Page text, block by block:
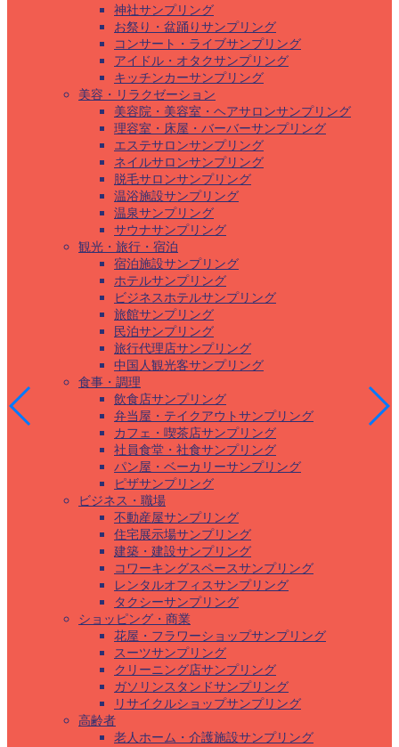
神社サンプリング
お祭り・盆踊りサンプリング
コンサート・ライブサンプリング
アイドル・オタクサンプリング
キッチンカーサンプリング
美容・リラクゼーション
美容院・美容室・ヘアサロンサンプリング
理容室・床屋・バーバーサンプリング
エステサロンサンプリング
ネイルサロンサンプリング
脱毛サロンサンプリング
温浴施設サンプリング
温泉サンプリング
サウナサンプリング
観光・旅行・宿泊
宿泊施設サンプリング
ホテルサンプリング
ビジネスホテルサンプリング
旅館サンプリング
民泊サンプリング
旅行代理店サンプリング
中国人観光客サンプリング
食事・調理
飲食店サンプリング
弁当屋・テイクアウトサンプリング
カフェ・喫茶店サンプリング
社員食堂・社食サンプリング
パン屋・ベーカリーサンプリング
ピザサンプリング
ビジネス・職場
不動産屋サンプリング
住宅展示場サンプリング
建築・建設サンプリング
コワーキングスペースサンプリング
レンタルオフィスサンプリング
タクシーサンプリング
ショッピング・商業
花屋・フラワーショップサンプリング
スーツサンプリング
クリーニング店サンプリング
ガソリンスタンドサンプリング
リサイクルショップサンプリング
高齢者
老人ホーム・介護施設サンプリング